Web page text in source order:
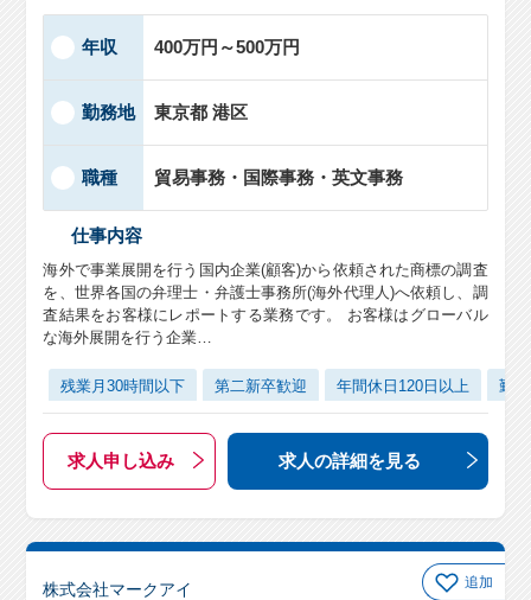
年収 400万円～500万円
勤務地 東京都 港区
職種 貿易事務・国際事務・英文事務
仕事内容
海外で事業展開を行う国内企業(顧客)から依頼された商標の調査
を、世界各国の弁理士・弁護士事務所(海外代理人)へ依頼し、調
査結果をお客様にレポートする業務です。 お客様はグローバル
な海外展開を行う企業…
残業月30時間以下 第二新卒歓迎 年間休日120日以上 勤
求人申し込み 求人の詳細を見る
追加
株式会社マークアイ